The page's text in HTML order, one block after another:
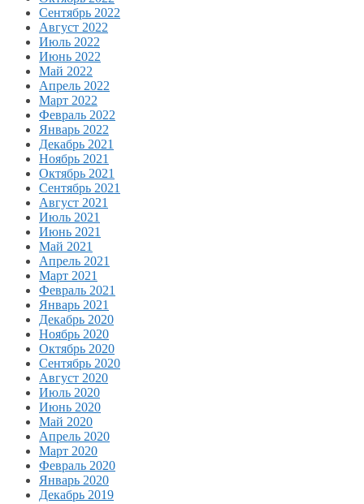
Сентябрь 2022
Август 2022
Июль 2022
Июнь 2022
Май 2022
Апрель 2022
Март 2022
Февраль 2022
Январь 2022
Декабрь 2021
Ноябрь 2021
Октябрь 2021
Сентябрь 2021
Август 2021
Июль 2021
Июнь 2021
Май 2021
Апрель 2021
Март 2021
Февраль 2021
Январь 2021
Декабрь 2020
Ноябрь 2020
Октябрь 2020
Сентябрь 2020
Август 2020
Июль 2020
Июнь 2020
Май 2020
Апрель 2020
Март 2020
Февраль 2020
Январь 2020
Декабрь 2019